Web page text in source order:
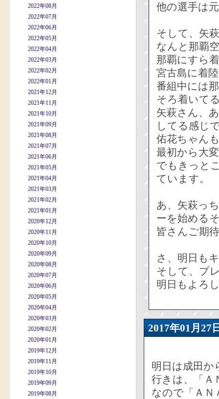
2022年08月
2022年07月
2022年06月
2022年05月
2022年04月
2022年03月
2022年02月
2022年01月
2021年12月
2021年11月
2021年10月
2021年09月
2021年08月
2021年07月
2021年06月
2021年05月
2021年04月
2021年03月
2021年02月
2021年01月
2020年12月
2020年11月
2020年10月
2020年09月
2020年08月
2020年07月
2020年06月
2020年05月
2020年04月
2020年03月
2020年02月
2020年01月
2019年12月
2019年11月
2019年10月
2019年09月
2019年08月
他の選手は
そして、矢
なんと那覇
那覇にすら
宮古島に着
番組中には
そろ着いて
矢萩さん、
してる感じ
佑花ちゃん
最初から大
でもきっと
ています。
あ、矢萩っ
ーを始める
皆さんご期
さ、明日も
そして、プ
明日もよろ
2017年01月
明日は成田か
行きは、「Ａ
なので「ＡＮ